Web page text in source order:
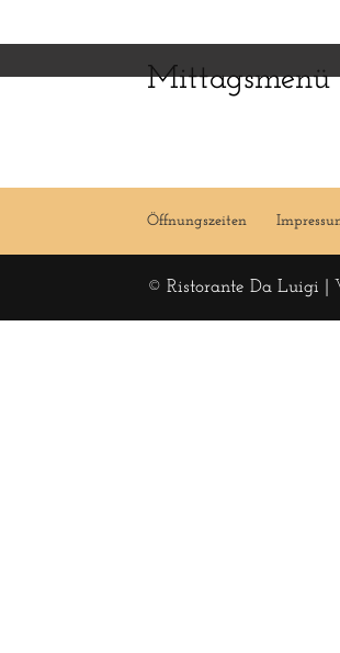
Öffnungszeiten
© Ristorante Da Luigi |